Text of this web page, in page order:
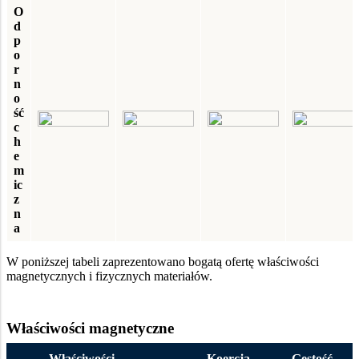
O
d
p
o
r
n
o
ść
c
h
e
m
ic
z
n
a
W poniższej tabeli zaprezentowano bogatą ofertę właściwości
magnetycznych i fizycznych materiałów.
Właściwości magnetyczne